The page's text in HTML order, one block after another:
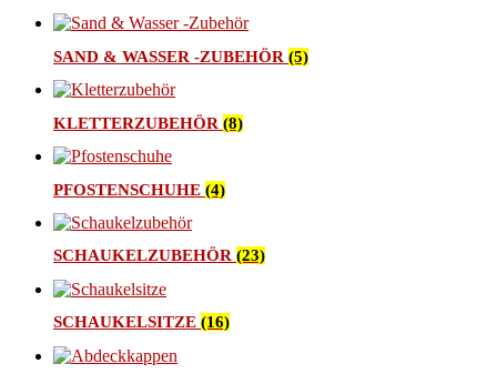
SAND & WASSER -ZUBEHÖR (5)
KLETTERZUBEHÖR (8)
PFOSTENSCHUHE (4)
SCHAUKELZUBEHÖR (23)
SCHAUKELSITZE (16)